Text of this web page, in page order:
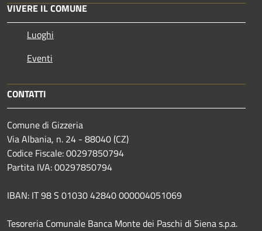
VIVERE IL COMUNE
Luoghi
Eventi
CONTATTI
Comune di Gizzeria
Via Albania, n. 24 - 88040 (CZ)
Codice Fiscale: 00297850794
Partita IVA: 00297850794
IBAN: IT 98 S 01030 42840 000004051069
Tesoreria Comunale Banca Monte dei Paschi di Siena s.p.a.